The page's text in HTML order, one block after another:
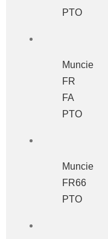
PTO
Muncie
FR
FA
PTO
Muncie
FR66
PTO